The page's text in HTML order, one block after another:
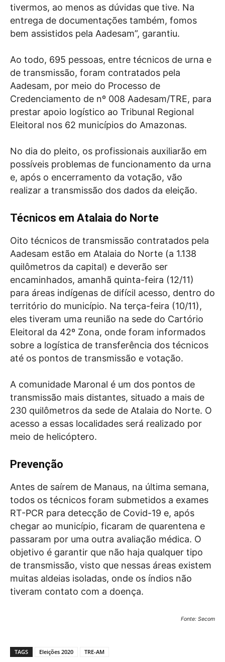
tivermos, ao menos as dúvidas que tive. Na
entrega de documentações também, fomos
bem assistidos pela Aadesam”, garantiu.
Ao todo, 695 pessoas, entre técnicos de urna e
de transmissão, foram contratados pela
Aadesam, por meio do Processo de
Credenciamento de nº 008 Aadesam/TRE, para
prestar apoio logístico ao Tribunal Regional
Eleitoral nos 62 municípios do Amazonas.
No dia do pleito, os profissionais auxiliarão em
possíveis problemas de funcionamento da urna
e, após o encerramento da votação, vão
realizar a transmissão dos dados da eleição.
Técnicos em Atalaia do Norte
Oito técnicos de transmissão contratados pela
Aadesam estão em Atalaia do Norte (a 1.138
quilômetros da capital) e deverão ser
encaminhados, amanhã quinta-feira (12/11)
para áreas indígenas de difícil acesso, dentro do
território do município. Na terça-feira (10/11),
eles tiveram uma reunião na sede do Cartório
Eleitoral da 42º Zona, onde foram informados
sobre a logística de transferência dos técnicos
até os pontos de transmissão e votação.
A comunidade Maronal é um dos pontos de
transmissão mais distantes, situado a mais de
230 quilômetros da sede de Atalaia do Norte. O
acesso a essas localidades será realizado por
meio de helicóptero.
Prevenção
Antes de saírem de Manaus, na última semana,
todos os técnicos foram submetidos a exames
RT-PCR para detecção de Covid-19 e, após
chegar ao município, ficaram de quarentena e
passaram por uma outra avaliação médica. O
objetivo é garantir que não haja qualquer tipo
de transmissão, visto que nessas áreas existem
muitas aldeias isoladas, onde os índios não
tiveram contato com a doença.
Fonte: Secom
TAGS Eleições 2020 TRE-AM